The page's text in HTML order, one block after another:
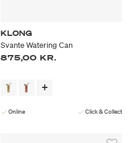
KLONG
Svante Watering Can
875,00 KR.
Online Click & Collect